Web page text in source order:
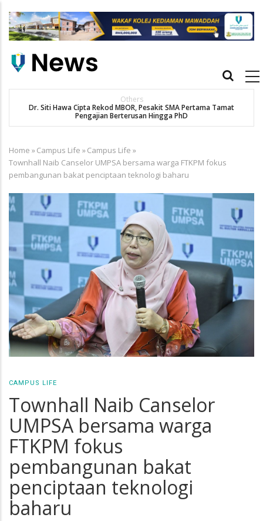
main
Main
Others
Dr. Siti Hawa Cipta Rekod MBOR, Pesakit SMA Pertama Tamat
Pengajian Berterusan Hingga PhD
Breadcrumb
Home »Campus Life »Campus Life »
Townhall Naib Canselor UMPSA bersama warga FTKPM fokus
pembangunan bakat penciptaan teknologi baharu
CAMPUS LIFE
Townhall Naib Canselor
UMPSA bersama warga
FTKPM fokus
pembangunan bakat
penciptaan teknologi
baharu